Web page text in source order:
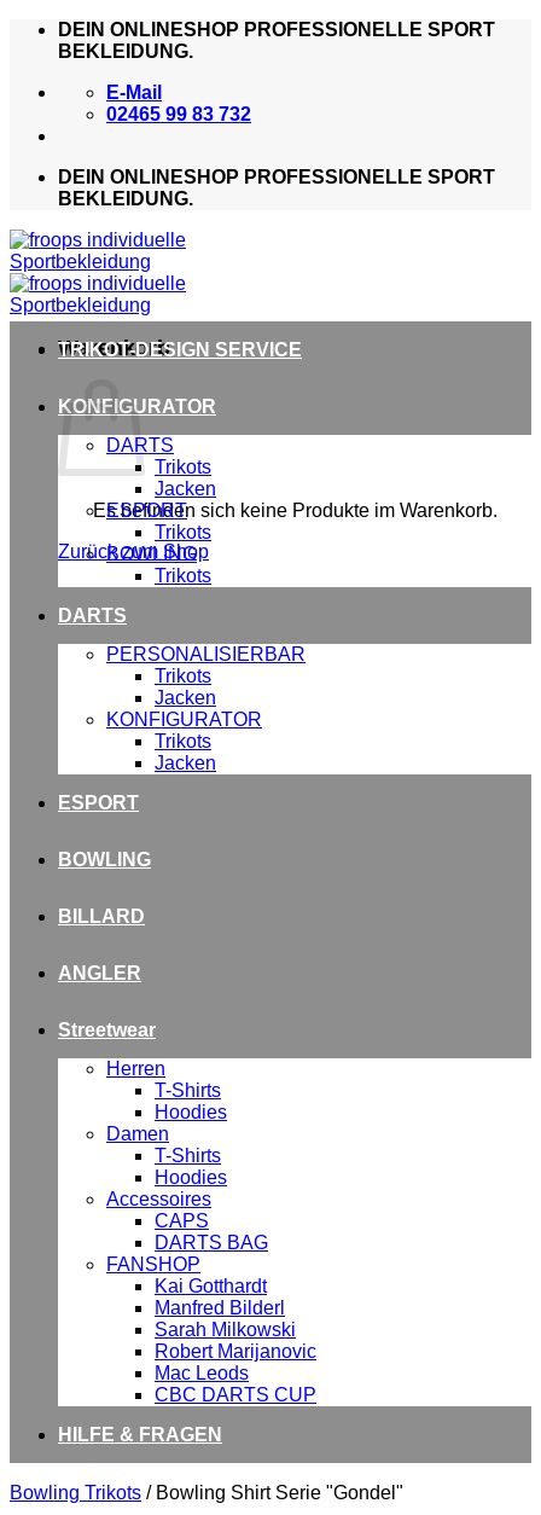
Zum
DEIN ONLINESHOP PROFESSIONELLE SPORT
BEKLEIDUNG.
E-Mail
02465 99 83 732
DEIN ONLINESHOP PROFESSIONELLE SPORT
BEKLEIDUNG.
Warenkorb
Es befinden sich keine Produkte im Warenkorb.
Zurück zum Shop
TRIKOT-DESIGN SERVICE
KONFIGURATOR
DARTS
Trikots
Jacken
ESPORT
Trikots
BOWLING
Trikots
DARTS
PERSONALISIERBAR
Trikots
Jacken
KONFIGURATOR
Trikots
Jacken
ESPORT
BOWLING
BILLARD
ANGLER
Streetwear
Herren
T-Shirts
Hoodies
Damen
T-Shirts
Hoodies
Accessoires
CAPS
DARTS BAG
FANSHOP
Kai Gotthardt
Manfred Bilderl
Sarah Milkowski
Robert Marijanovic
Mac Leods
CBC DARTS CUP
HILFE & FRAGEN
Bowling Trikots /Bowling Shirt Serie "Gondel"